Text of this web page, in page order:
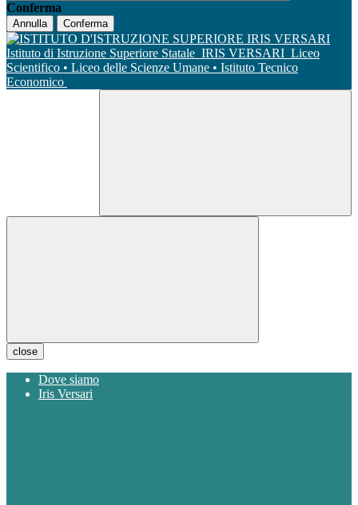
Conferma
Annulla Conferma
Istituto di Istruzione Superiore Statale IRIS VERSARI Liceo
Scientifico • Liceo delle Scienze Umane • Istituto Tecnico
Economico
close
Dove siamo
Iris Versari